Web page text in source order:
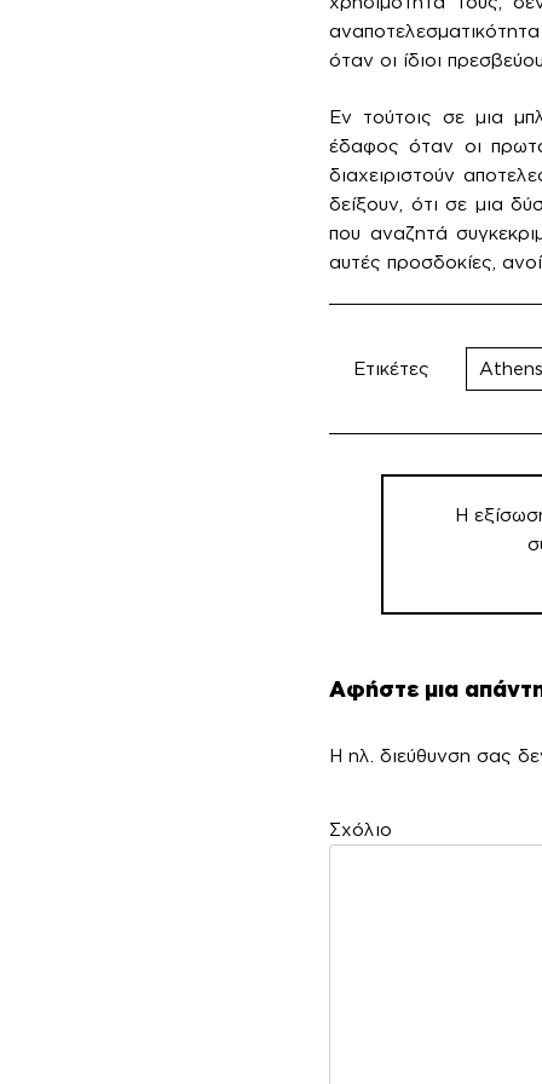
όταν οι ίδιοι
Εν τούτοις σε μια
έδαφος όταν οι
διαχειριστούν
δείξουν, ότι σε μια
που αναζητά
αυτές προσδοκίες,
Ετικέτες
Πλοήγηση
άρθρων
Η
Αφήστε μια
Η ηλ. διεύθυνση σας